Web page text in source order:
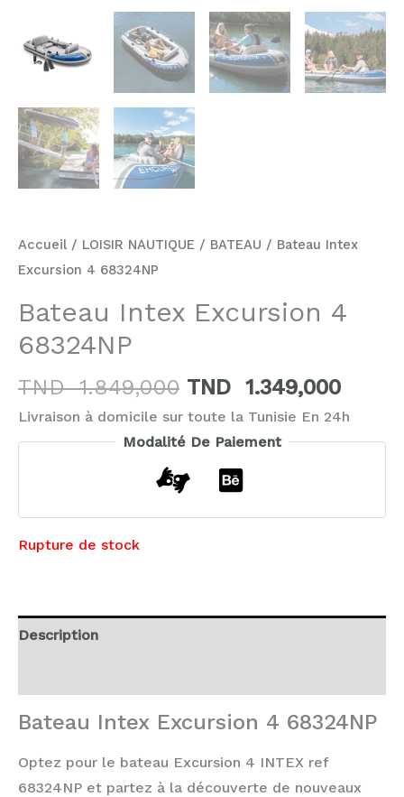
Accueil / LOISIR NAUTIQUE / BATEAU / Bateau Intex
Excursion 4 68324NP
Bateau Intex Excursion 4
68324NP
TND1.849,000 TND 1.349,000
Livraison à domicile sur toute la Tunisie En 24h
Modalité De Paiement
Rupture de stock
Description
Bateau Intex Excursion 4 68324NP
Optez pour le bateau Excursion 4 INTEX ref
68324NP et partez à la découverte de nouveaux